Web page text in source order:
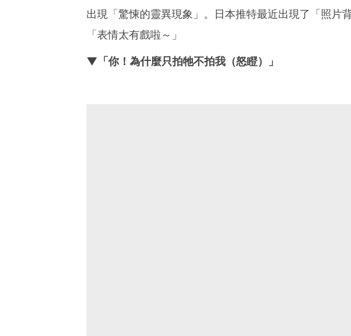
出現「驚悚的靈異現象」。日本推特最近出現了「照片
「表情太有戲啦～」
▼「你！為什麼只拍牠不拍我（怒瞪）」